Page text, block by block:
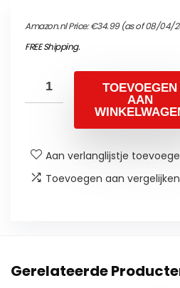
Amazon.nl Price:€34.99(as of 08/04/
FREE Shipping.
TOEVOEGEN
AAN
Aan verlanglijstje
Toevoegen aan vergelijken
Gerelateerde